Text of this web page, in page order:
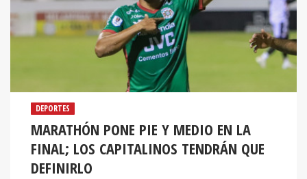
DEPORTES
MARATHÓN PONE PIE Y MEDIO EN LA
FINAL; LOS CAPITALINOS TENDRÁN QUE
DEFINIRLO